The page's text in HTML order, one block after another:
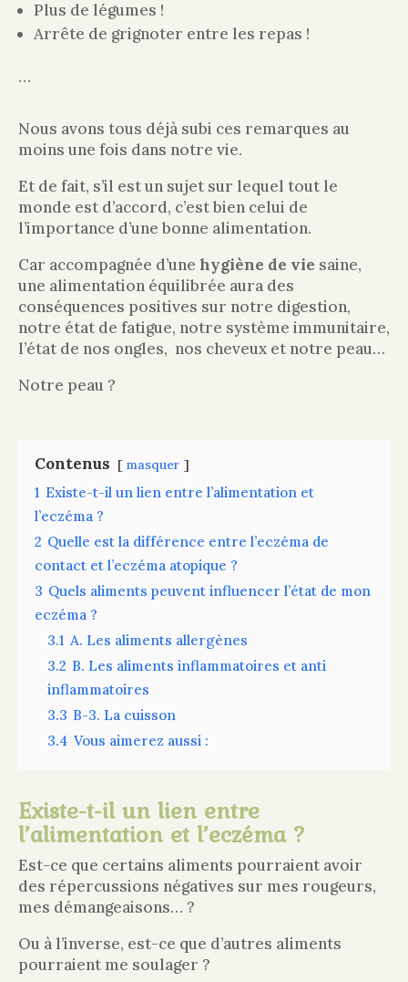
Plus de légumes !
Arrête de grignoter entre les repas !
…
Nous avons tous déjà subi ces remarques au
moins une fois dans notre vie.
Et de fait, s’il est un sujet sur lequel tout le
monde est d’accord, c’est bien celui de
l’importance d’une bonne alimentation.
Car accompagnée d’une hygiène de vie saine,
une alimentation équilibrée aura des
conséquences positives sur notre digestion,
notre état de fatigue, notre système immunitaire,
l’état de nos ongles, nos cheveux et notre peau…
Notre peau ?
Contenus masquer
1 Existe-t-il un lien entre l’alimentation et
l’eczéma ?
2 Quelle est la différence entre l’eczéma de
contact et l’eczéma atopique ?
3 Quels aliments peuvent influencer l’état de mon
eczéma ?
3.1 A. Les aliments allergènes
3.2 B. Les aliments inflammatoires et anti
inflammatoires
3.3 B-3. La cuisson
3.4 Vous aimerez aussi :
Existe-t-il un lien entre
l’alimentation et l’eczéma ?
Est-ce que certains aliments pourraient avoir
des répercussions négatives sur mes rougeurs,
mes démangeaisons… ?
Ou à l’inverse, est-ce que d’autres aliments
pourraient me soulager ?